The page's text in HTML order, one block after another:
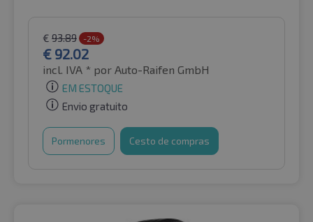
€ 93.89 -2%
€ 92.02
incl. IVA * por Auto-Raifen GmbH
EM ESTOQUE
Envio gratuito
Pormenores Cesto de compras